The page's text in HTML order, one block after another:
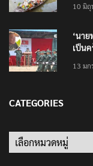
10 มิ
‘นา
เป็น
13 มก
CATEGORIES